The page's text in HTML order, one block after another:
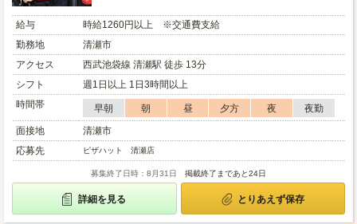
給与
時給1260円以上 ※交通費支給
勤務地
清瀬市
アクセス
西武池袋線 清瀬駅 徒歩 13分
シフト
週1日以上 1日3時間以上
時間帯
早朝 朝 昼 夕方 夜
夜勤
面接地
清瀬市
応募先
ピザハット 清瀬店
募集終了日時：8月31日 掲載終了まであと24日
詳細を見る とりあえず保存